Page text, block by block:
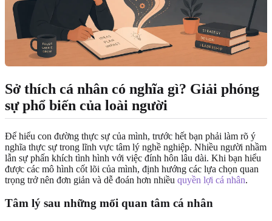
Sở thích cá nhân có nghĩa gì? Giải phóng
sự phổ biến của loài người
Để hiểu con đường thực sự của mình, trước hết bạn phải làm rõ ý
nghĩa thực sự trong lĩnh vực tâm lý nghề nghiệp. Nhiều người nhầm
lẫn sự phấn khích tình hình với việc đính hôn lâu dài. Khi bạn hiểu
được các mô hình cốt lõi của mình, định hướng các lựa chọn quan
trọng trở nên đơn giản và dễ đoán hơn nhiều quyền lợi cá nhân.
Tâm lý sau những mối quan tâm cá nhân